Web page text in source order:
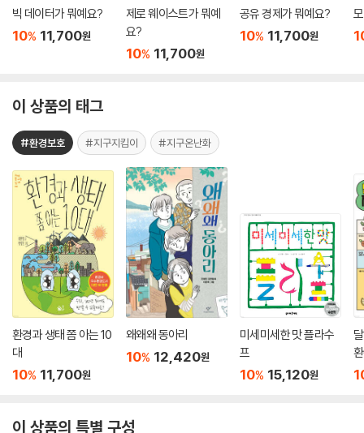
빅 데이터가 뭐예요?
10% 11,700원
제로 웨이스트가 뭐예
요?
10% 11,700원
공유 경제가 뭐예요?
10% 11,700원
이 상품의 태그
#환경보호 #지구지킴이 #지구온난화
환경과 생태 쫌 아는 10
대
10% 11,700원
왜왜왜 동아리
10% 12,420원
미세미세한 맛 플라수
프
10% 15,120원
이 상품의 특별 구성